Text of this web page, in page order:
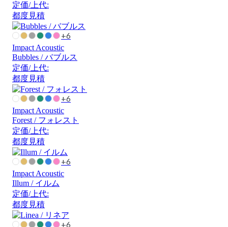
定価/上代:
都度見積
+6
Impact Acoustic
Bubbles / バブルス
定価/上代:
都度見積
+6
Impact Acoustic
Forest / フォレスト
定価/上代:
都度見積
+6
Impact Acoustic
Illum / イルム
定価/上代:
都度見積
+6